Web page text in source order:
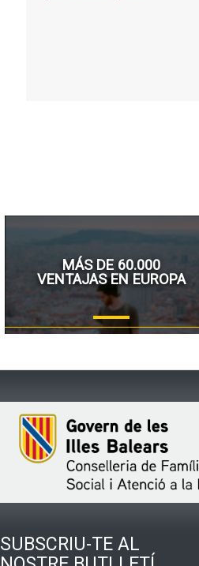
MÁS DE 60.000
VENTAJAS EN EUROPA
SUBSCRIU-TE AL